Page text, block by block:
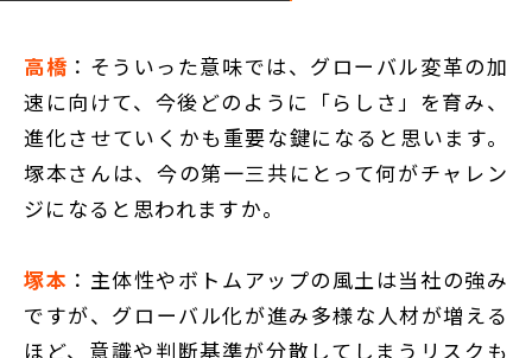
高橋 ：そういった意味では、グローバル変革の加
速に向けて、今後どのように「らしさ」を育み、
進化させていくかも重要な鍵になると思います。
塚本さんは、今の第一三共にとって何がチャレン
ジになると思われますか。
塚本 ：主体性やボトムアップの風土は当社の強み
ですが、グローバル化が進み多様な人材が増える
ほど、意識や判断基準が分散してしまうリスクも